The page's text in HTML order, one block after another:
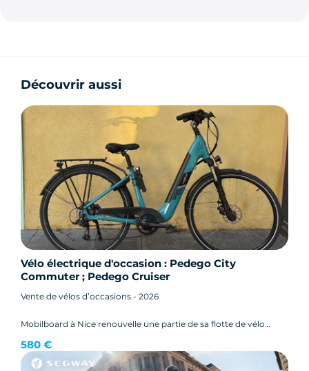
Découvrir aussi
Vélo électrique d'occasion : Pedego City
Commuter ; Pedego Cruiser
Vente de vélos d’occasions - 2026
Mobilboard à Nice renouvelle une partie de sa flotte de vélo
580 €